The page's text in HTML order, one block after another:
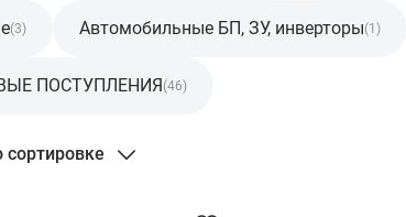
(3) Автомобильные БП, ЗУ, инверторы(1)
ПОСТУПЛЕНИЯ(46)
сортировке